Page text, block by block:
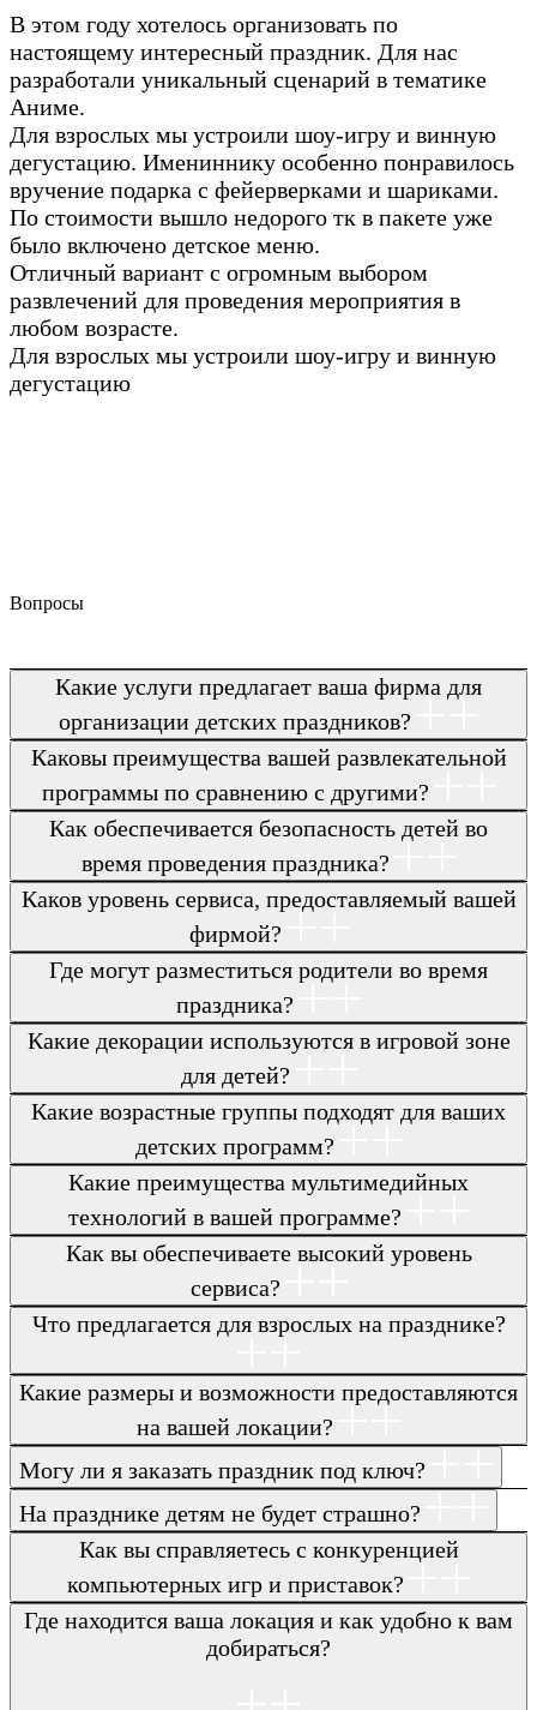
В этом году хотелось организовать по
настоящему интересный праздник. Для нас
разработали уникальный сценарий в тематике
Аниме.
Для взрослых мы устроили шоу-игру и винную
дегустацию. Имениннику особенно понравилось
вручение подарка с фейерверками и шариками.
По стоимости вышло недорого тк в пакете уже
было включено детское меню.
Отличный вариант с огромным выбором
развлечений для проведения мероприятия в
любом возрасте.
Для взрослых мы устроили шоу-игру и винную
дегустацию
Вопросы
Какие услуги предлагает ваша фирма для
организации детских праздников?
Каковы преимущества вашей развлекательной
программы по сравнению с другими?
Как обеспечивается безопасность детей во
время проведения праздника?
Каков уровень сервиса, предоставляемый вашей
фирмой?
Где могут разместиться родители во время
праздника?
Какие декорации используются в игровой зоне
для детей?
Какие возрастные группы подходят для ваших
детских программ?
Какие преимущества мультимедийных
технологий в вашей программе?
Как вы обеспечиваете высокий уровень
сервиса?
Что предлагается для взрослых на празднике?
Какие размеры и возможности предоставляются
на вашей локации?
Могу ли я заказать праздник под ключ?
На празднике детям не будет страшно?
Как вы справляетесь с конкуренцией
компьютерных игр и приставок?
Где находится ваша локация и как удобно к вам
добираться?